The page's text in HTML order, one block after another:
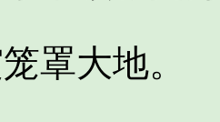
大地。